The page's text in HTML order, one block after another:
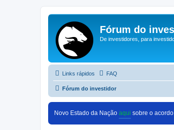
Fórum do
De investidores, para
Links rápidos FAQ
Fórum do investidor
Novo Estado da Nação aqui sobre o